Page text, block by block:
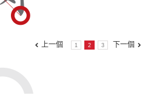
上一個 1 2 3 下一個